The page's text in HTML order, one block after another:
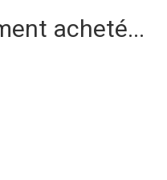
acheté...